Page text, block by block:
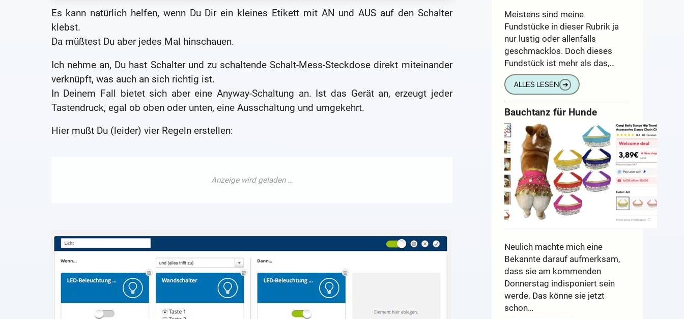
Es kann natürlich helfen, wenn Du Dir ein kleines Etikett mit AN und AUS auf den Schalter
klebst.
Da müßtest Du aber jedes Mal hinschauen.
Ich nehme an, Du hast Schalter und zu schaltende Schalt-Mess-Steckdose direkt miteinander
verknüpft, was auch an sich richtig ist.
In Deinem Fall bietet sich aber eine Anyway-Schaltung an. Ist das Gerät an, erzeugt jeder
Tastendruck, egal ob oben oder unten, eine Ausschaltung und umgekehrt.
Hier mußt Du (leider) vier Regeln erstellen:
Meistens sind meine
Fundstücke in dieser Rubrik ja
nur lustig oder allenfalls
geschmacklos. Doch dieses
Fundstück ist mehr als das,…
ALLES LESEN ➔
Bauchtanz für Hunde
Neulich machte mich eine
Bekannte darauf aufmerksam,
dass sie am kommenden
Donnerstag indisponiert sein
werde. Das könne sie jetzt
schon…